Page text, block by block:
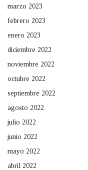
marzo 2023
febrero 2023
enero 2023
diciembre 2022
noviembre 2022
octubre 2022
septiembre 2022
agosto 2022
julio 2022
junio 2022
mayo 2022
abril 2022